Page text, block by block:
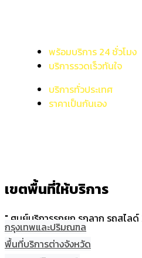
พร้อมบริการ 24 ชั่วโมง
บริการรวดเร็วทันใจ
บริการทั่วประเทศ
ราคาเป็นกันเอง
เขตพื้นที่ให้บริการ
" ศูนย์บริการรถยก รถลาก รถสไลด์
กรุงเทพและปริมณฑล
พื้นที่บริการต่างจังหวัด